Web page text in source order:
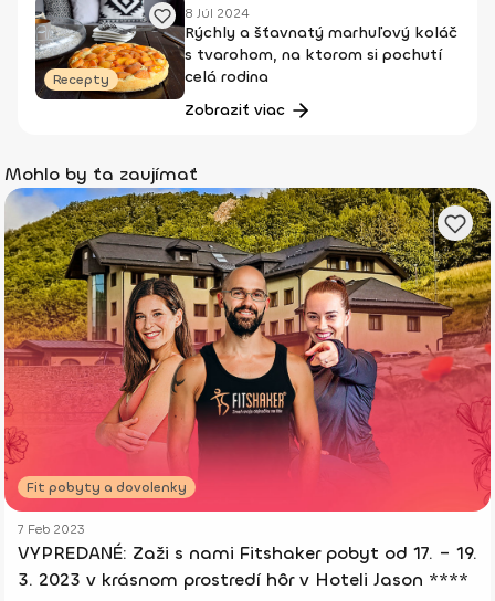
Recepty
8 Júl 2024
Rýchly a šťavnatý marhuľový koláč
s tvarohom, na ktorom si pochutí
celá rodina
Zobraziť viac
Mohlo by ťa zaujímať
Fit pobyty a dovolenky
7 Feb 2023
VYPREDANÉ: Zaži s nami Fitshaker pobyt od 17. – 19.
3. 2023 v krásnom prostredí hôr v Hoteli Jason ****